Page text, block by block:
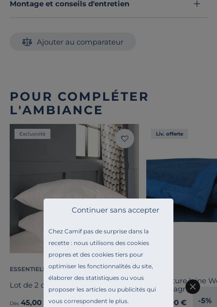
Chez Camif pas de surprise dans la
recette : nous utilisons des cookies
propres et des cookies tiers pour
optimiser les fonctionnalités du site,
élaborer des statistiques ou vous
proposer les articles ou publicités qui
vous correspondent le plus.
Continuer sans accepter
Montage et conseils d'entretien
Ajouter au comparateur
POUR COMPLÉTER
L'AMBIANCE
Exclusivité
ESSENTIELS PAR CAMIF
Lot de 2 oreillers Pacôme
Dès 45,00 €
Liv. offerte
OURSON
Couverture laine
Champagny
89,00 € -5%